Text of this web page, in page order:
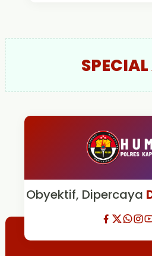
Obyektif, Dipercaya